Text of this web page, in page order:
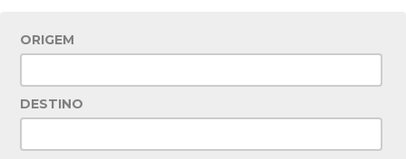
ORIGEM
DESTINO